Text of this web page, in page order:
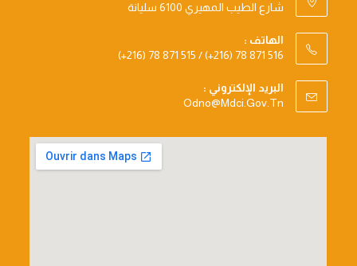
شارع الطيب المهيري 6100 سليانة
الهاتف :
(+216) 78 871 515 / (+216) 78 871 516
البريد الإلكتروني :
Odno@mdci.gov.tn
Opens
Application